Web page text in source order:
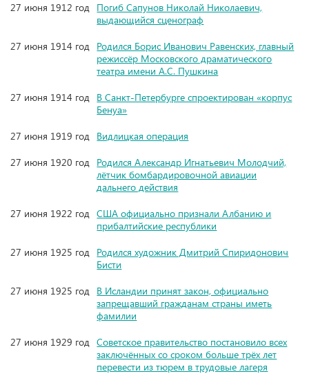
27 июня 1912 год Погиб Сапунов Николай Николаевич,
выдающийся сценограф
27 июня 1914 год Родился Борис Иванович Равенских, главный
режиссёр Московского драматического
театра имени А.С. Пушкина
27 июня 1914 год В Санкт-Петербурге спроектирован «корпус
Бенуа»
27 июня 1919 год Видлицкая операция
27 июня 1920 год Родился Александр Игнатьевич Молодчий,
лётчик бомбардировочной авиации
дальнего действия
27 июня 1922 год США официально признали Албанию и
прибалтийские республики
27 июня 1925 год Родился художник Дмитрий Спиридонович
Бисти
27 июня 1925 год В Исландии принят закон, официально
запрещавший гражданам страны иметь
фамилии
27 июня 1929 год Советское правительство постановило всех
заключённых со сроком больше трёх лет
перевести из тюрем в трудовые лагеря